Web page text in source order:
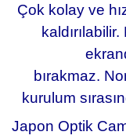
Çok kolay ve
bırakmaz.
kurulum
Japon Optik